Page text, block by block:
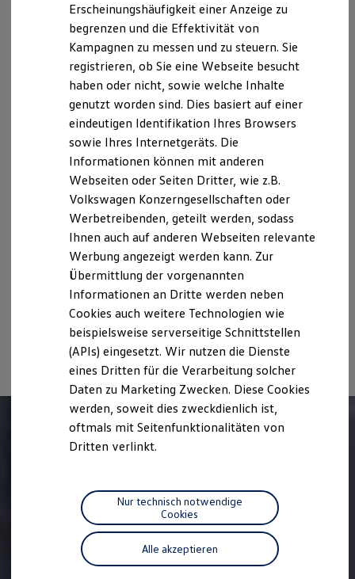
Marke und Erlebnis
Volkswagen R und R Experience
R-Modelle
R Experience
Driving Experience
Volkswagen entdecken
Werkbesichtigung
Lifestyle Shop
T-Roc Kollektion
Golf Kollektion
Volkswagen Kollektion
R-Kollektion
GTI Kollektion
Fußball Drop
we drive football
#wedriveproud
Besitzer und Service
myVolkswagen
Software Updates
Service und Ersatzteile
Inspektion und HU/AU
Reparaturen und Checks
Motorenöl und Flüssigkeiten
Räder und Reifen
Pannen- und Unfallhilfe
Economy Service
Volkswagen Teile
Zubehör
Modellspezifisches Zubehör
Individualisieren
Wallbox und Ladekabel
Digitale Extras
Dienste für Ihr Modell finden
Volkswagen Apps, Login und Shop
Handy und Fahrzeug verbinden
Disclaimer von Volkswagen AG
Die in dieser Darstellung gezeigten Fahrzeuge und
Ausstattungen können in einzelnen Details vom aktuellen
deutschen Lieferprogramm abweichen. Abgebildet sind
teilweise Sonderausstattungen der Fahrzeuge gegen
Mehrpreis.
Bitte beachten Sie auch unseren Konfigurator für eine
Übersicht der aktuell verfügbaren Modelle und Ausstattungen.
Die angegebenen Verbrauchs- und Emissionswerte beziehen
sich nicht auf ein einzelnes Fahrzeug und sind nicht Bestandteil
des Angebots, sondern dienen allein Vergleichszwecken
zwischen den verschiedenen Fahrzeugtypen.
Zusatzausstattungen und Zubehör(Anbauteile, Reifenformat
usw.) können relevante Fahrzeugparameter, wie
Rollwiderstand und Aerodynamik verändern und neben
Witterungs- und Verkehrsbedingungen sowie dem
individuellen Fahrverhalten den Kraftstoffverbrauch, den
Stromverbrauch, die CO₂-Emissionen und die
Fahrleistungswerte eines Fahrzeugs beeinflussen.
Erscheinungshäufigkeit einer Anzeige zu
begrenzen und die Effektivität von
Kampagnen zu messen und zu steuern. Sie
registrieren, ob Sie eine Webseite besucht
haben oder nicht, sowie welche Inhalte
genutzt worden sind. Dies basiert auf einer
eindeutigen Identifikation Ihres Browsers
sowie Ihres Internetgeräts. Die
Informationen können mit anderen
Webseiten oder Seiten Dritter, wie z.B.
Volkswagen Konzerngesellschaften oder
Werbetreibenden, geteilt werden, sodass
Ihnen auch auf anderen Webseiten relevante
Werbung angezeigt werden kann. Zur
Übermittlung der vorgenannten
Informationen an Dritte werden neben
Cookies auch weitere Technologien wie
beispielsweise serverseitige Schnittstellen
(APIs) eingesetzt. Wir nutzen die Dienste
eines Dritten für die Verarbeitung solcher
Daten zu Marketing Zwecken. Diese Cookies
werden, soweit dies zweckdienlich ist,
oftmals mit Seitenfunktionalitäten von
Dritten verlinkt.
Alle akzeptieren
Nur technisch notwendige
Cookies